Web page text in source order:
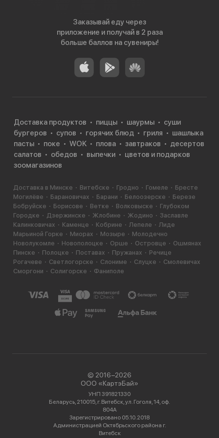
Заказывай еду через
приложение и получай в 2 раза
больше баллов на сувениры!
Доставка продуктов пиццы шаурмы
суши
бургеров
супов горячих блюд гриля
шашлыка
пасты
поке WOK плова завтраков
десертов
салатов
обедов выпечки
цветов и подарков
зоомагазинов
Доставка в Минске Витебске Гродно Гомеле
Бресте
Могилёве
Барановичах Барани Белоозерске
Березе
Бобруйске
Борисове Ветке Волковыске
Глубоком
Городке
Дзержинске Жлобине Жодино
Заславле
Калинковичах
Каменце Кобрине Лепеле
Лиде
Марьиной Горке
Миорах Мозыре
Молодечно
Новолукомле
Новополоцке Орше Островце
Ошмянах
Пинске
Полоцке Поставах Пружанах
Речице
Рогачеве
Светлогорске Слониме Слуцке
Смолевичах
Сморгони
Солигорске Фаниполе
© 2016−2026
ООО «КартэБай»
УНП 391821330
Беларусь, 210015, г. Витебск, ул. Гоголя, 14, оф.
804А
Зарегистрировано 05.10.2018
Администрацией Октябрьского района г.
Витебск